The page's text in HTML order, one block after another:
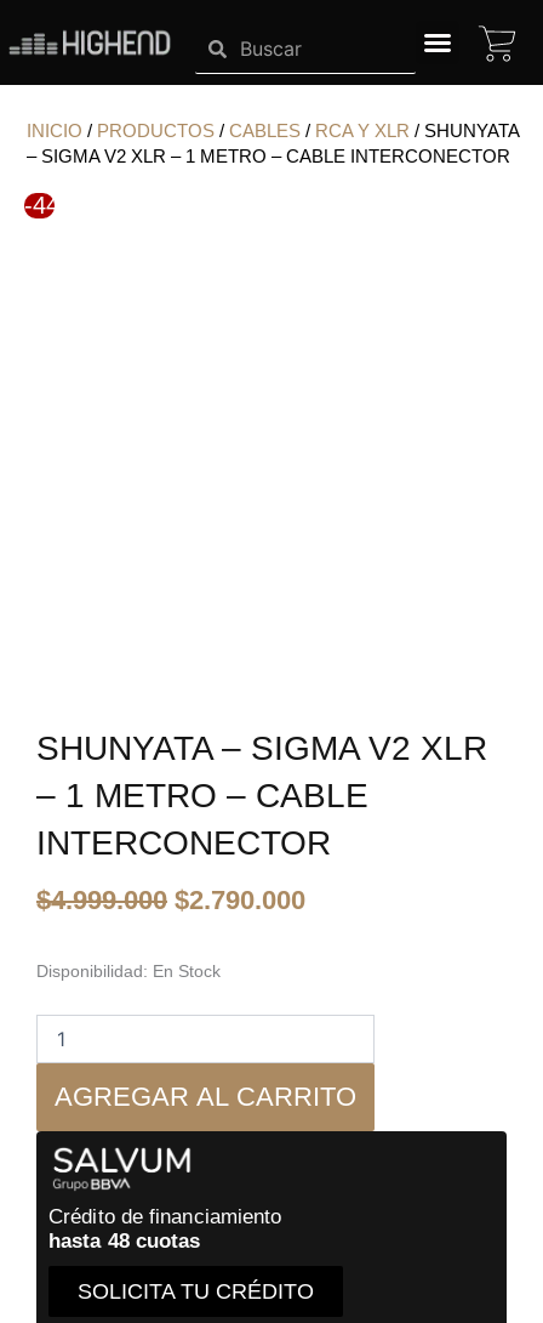
contenido
INICIO / PRODUCTOS / CABLES / RCA Y XLR / SHUNYATA
– SIGMA V2 XLR – 1 METRO – CABLE INTERCONECTOR
-44%
SHUNYATA – SIGMA V2 XLR
– 1 METRO – CABLE
INTERCONECTOR
$4.999.000 El
era:
$2.790.000El
Disponibilidad: En Stock
Shunyata
Sigma
XLR
metro
cable
interconector
cantidad
AGREGAR AL CARRITO
Crédito de financiamiento
hasta 48 cuotas
SOLICITA TU CRÉDITO